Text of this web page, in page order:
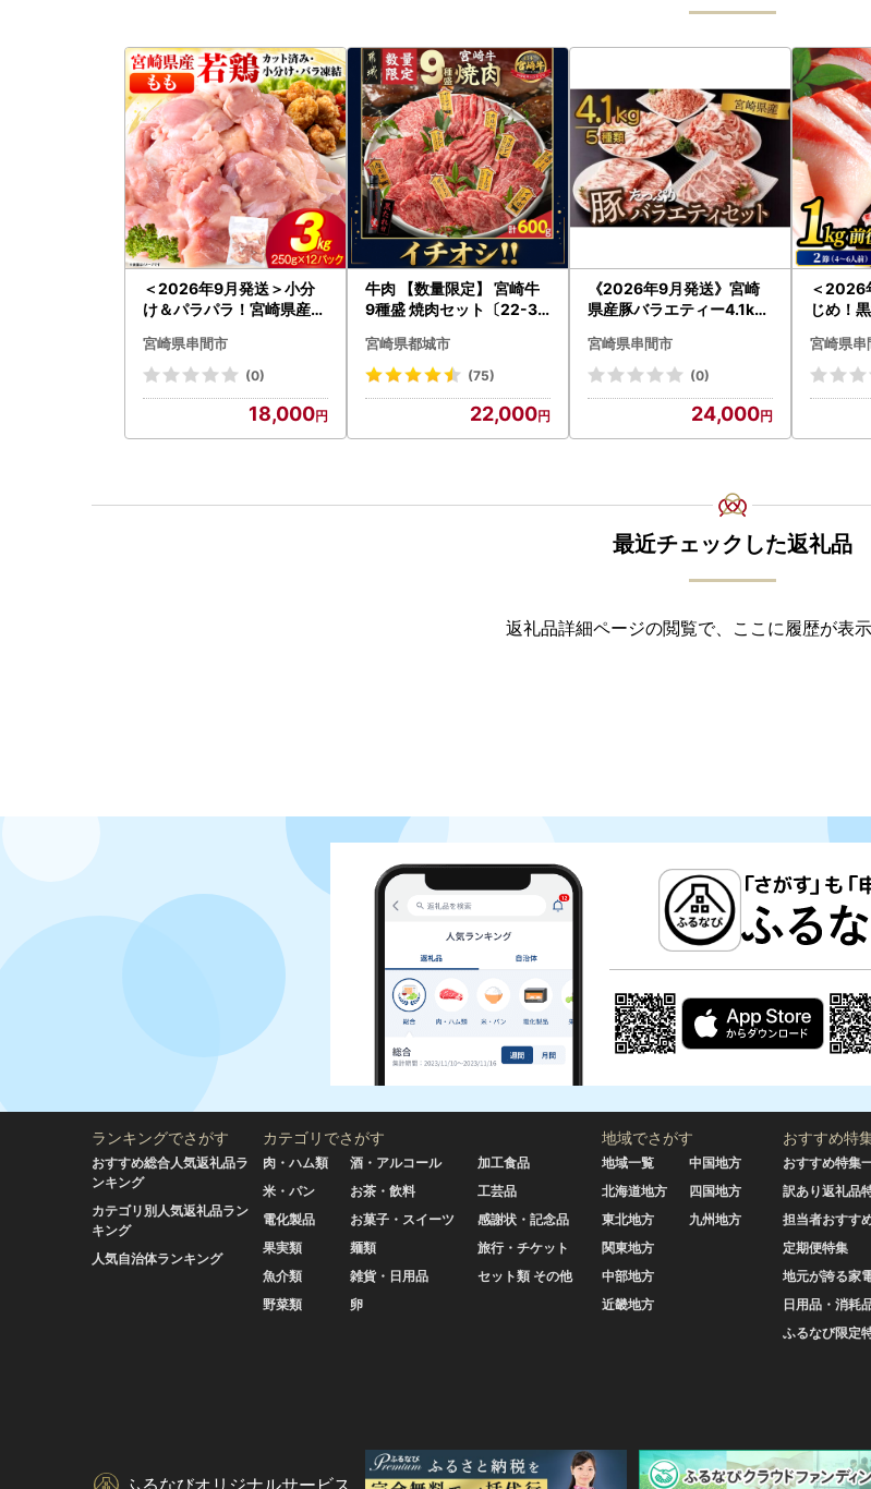
＜2026年9月発送＞小分
け＆パラパラ！宮崎県産鶏
-009-2609
宮崎県串間市
(0)
18,000
牛肉 【数量限定】 宮崎牛
9種盛 焼肉セット〔22-31
シ!! 牛肉
宮崎県都城市
(75)
22,000
《2026年9月発送》宮崎
県産豚バラエティー4.1kg
宮崎県串間市
(0)
24,000
＜2026
じめ！
K001-
宮崎県串
最近チェックした返礼品
返礼品詳細ページの閲覧で、ここに履歴が表示
ランキングでさがす
おすすめ総合人気返礼品ラ
ンキング
カテゴリ別人気返礼品ラン
キング
人気自治体ランキング
カテゴリでさがす
肉・ハム類
米・パン
電化製品
果実類
魚介類
野菜類
酒・アルコール
お茶・飲料
お菓子・スイーツ
麺類
雑貨・日用品
卵
加工食品
工芸品
感謝状・記念品
旅行・チケット
セット類 その他
地域でさがす
地域一覧
北海道地方
東北地方
関東地方
中部地方
近畿地方
中国地方
四国地方
九州地方
おすすめ特
おすすめ特集
訳あり返礼品
担当者おすす
定期便特集
地元が誇る家
日用品・消耗
ふるなび限定